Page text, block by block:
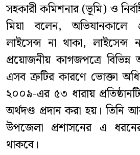
সহকারী কমিশনার (ভূমি) ও
মিয়া বলেন, অভিযানকালে
লাইসেন্স না থাকা,
প্রয়োজনীয় কাগজপত্রে
এসব ত্রুটির কারণে ভোক্তা
২০০৯-এর ৫৩ ধারায়
অর্থদণ্ড প্রদান করা হয়। তিনি
উপজেলা প্রশাসনের এ
থাকবে।